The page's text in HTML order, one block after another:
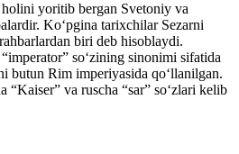
yoritib bergan Svetoniy va
Koʻpgina tarixchilar Sezarni
biri deb hisoblaydi.
soʻzining sinonimi sifatida
butun Rim imperiyasida qoʻllanilgan.
“Kaiser” va ruscha “sar” soʻzlari kelib